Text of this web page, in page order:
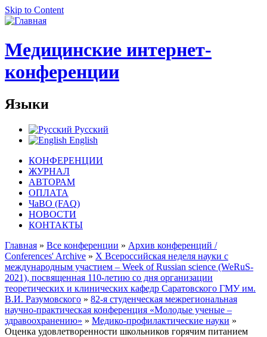
Skip to Content
Медицинские интернет-
конференции
Языки
Русский
English
КОНФЕРЕНЦИИ
ЖУРНАЛ
АВТОРАМ
ОПЛАТА
ЧаВО (FAQ)
НОВОСТИ
КОНТАКТЫ
Главная » Все конференции » Архив конференций /
Conferences' Archive » Х Всероссийская неделя науки с
международным участием – Week of Russian science (WeRuS-
2021), посвященная 110-летию со дня организации
теоретических и клинических кафедр Саратовского ГМУ им.
В.И. Разумовского » 82-я студенческая межрегиональная
научно-практическая конференция «Молодые ученые –
здравоохранению» » Медико-профилактические науки »
Оценка удовлетворенности школьников горячим питанием